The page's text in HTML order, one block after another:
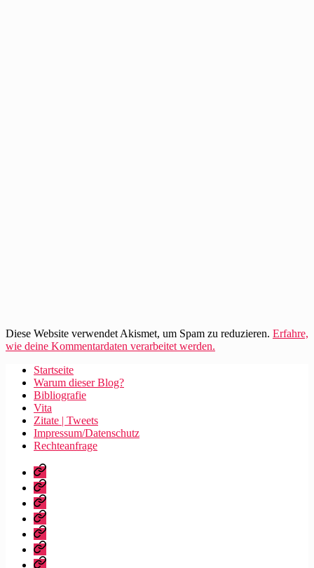
Diese Website verwendet Akismet, um Spam zu reduzieren. Erfahre,
wie deine Kommentardaten verarbeitet werden.
Startseite
Warum dieser Blog?
Bibliografie
Vita
Zitate | Tweets
Impressum/Datenschutz
Rechteanfrage
Startseite
Warum
dieser
Blog?
Bibliografie
Vita
Zitate
|
Tweets
Impressum/Datenschutz
Rechteanfrage